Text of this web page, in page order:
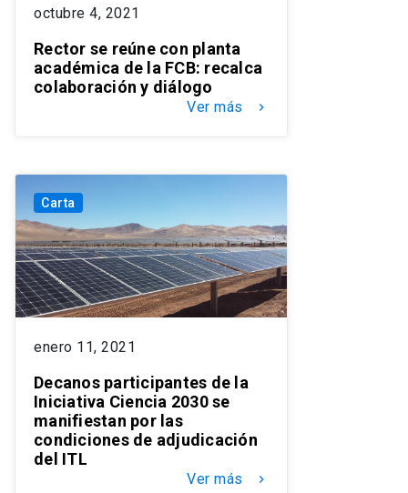
octubre 4, 2021
Rector se reúne con planta
académica de la FCB: recalca
colaboración y diálogo
Ver más keyboard_arrow_right
Carta
enero 11, 2021
Decanos participantes de la
Iniciativa Ciencia 2030 se
manifiestan por las
condiciones de adjudicación
del ITL
Ver más keyboard_arrow_right